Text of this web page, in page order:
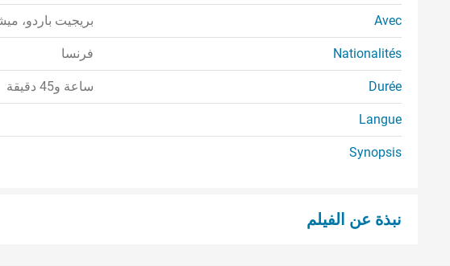
Avec بريجيت باردو،
Nationalités فرنسا
Durée ساعة و45 دقيقة
Langue
Synopsis
نبذة عن الفيلم